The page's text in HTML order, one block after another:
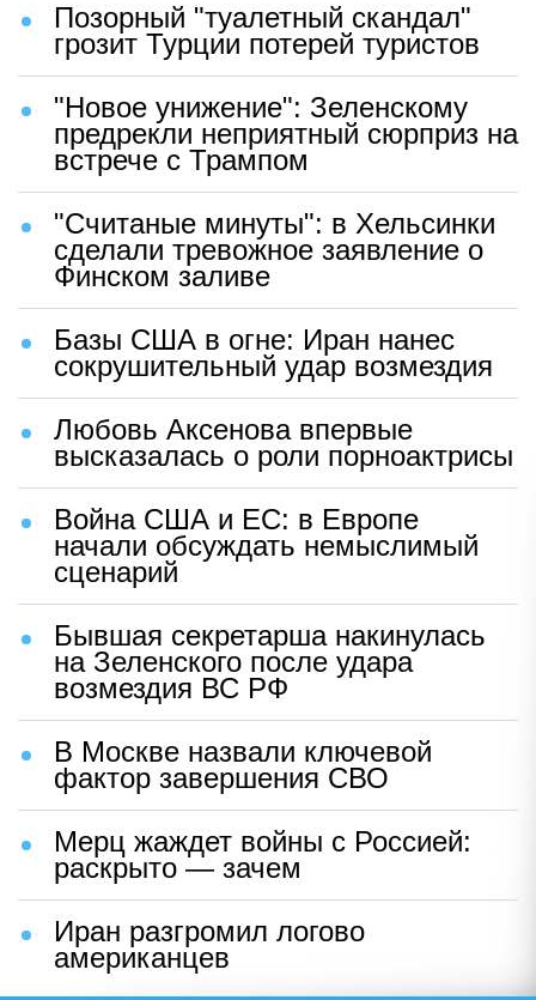
Позорный "туалетный скандал"
грозит Турции потерей туристов
"Новое унижение": Зеленскому
предрекли неприятный сюрприз на
встрече с Трампом
"Считаные минуты": в Хельсинки
сделали тревожное заявление о
Финском заливе
Базы США в огне: Иран нанес
сокрушительный удар возмездия
Любовь Аксенова впервые
высказалась о роли порноактрисы
Война США и ЕС: в Европе
начали обсуждать немыслимый
сценарий
Бывшая секретарша накинулась
на Зеленского после удара
возмездия ВС РФ
В Москве назвали ключевой
фактор завершения СВО
Мерц жаждет войны с Россией:
раскрыто — зачем
Иран разгромил логово
американцев